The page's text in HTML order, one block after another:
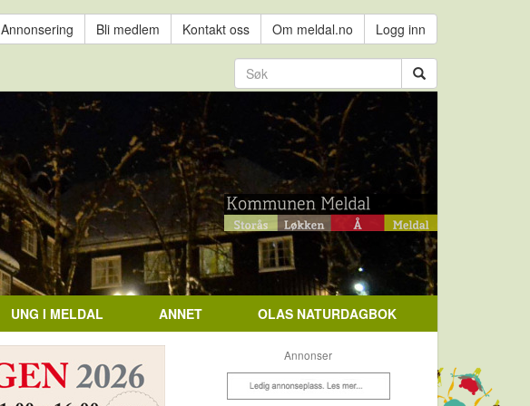
Annonsering Bli medlem Kontakt oss Om meldal.no Logg inn
UNG I MELDAL ANNET OLAS NATURDAGBOK
Annonser